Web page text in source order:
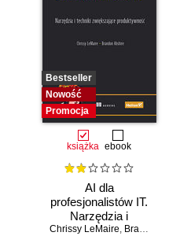
Bestseller
Nowość
Promocja
książka ebook
AI dla
profesjonalistów IT.
Narzędzia i
techniki
Chrissy LeMaire, Brandon Abshire